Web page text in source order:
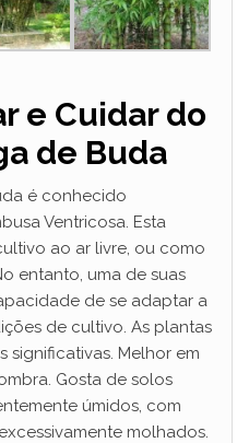
e Cuidar do
de Buda
é conhecido
Ventricosa. Esta
ao ar livre, ou como
entanto, uma de suas
de se adaptar a
de cultivo. As plantas
significativas. Melhor em
Gosta de solos
úmidos, com
molhados.